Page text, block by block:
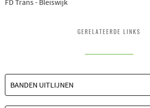
FD Trans - Bleiswijk
GERELATEERDE LINKS
BANDEN UITLIJNEN